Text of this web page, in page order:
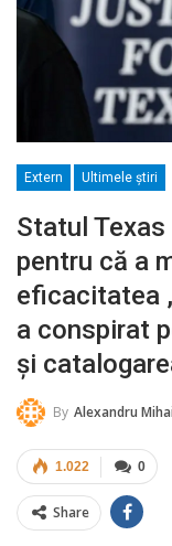
Extern Ultimele ştiri
Statul
pentru că a
eficacitatea
a conspirat
și
By Alexandru
0
1.022
Share